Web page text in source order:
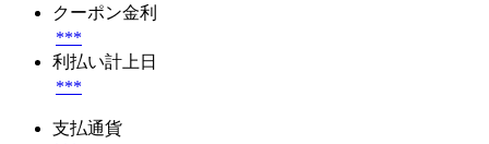
クーポン金利
***
利払い計上日
***
支払通貨